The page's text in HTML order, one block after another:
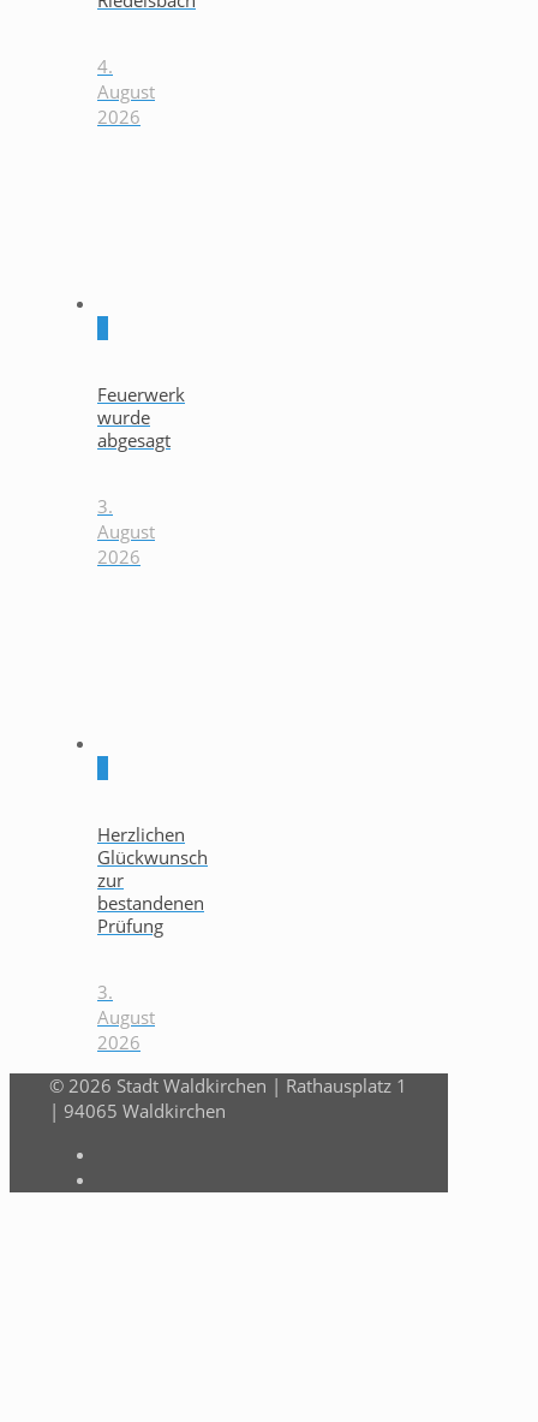
4.
August
2026
Feuerwerk
wurde
abgesagt
3.
August
2026
Herzlichen
Glückwunsch
zur
bestandenen
Prüfung
3.
August
2026
© 2026 Stadt Waldkirchen | Rathausplatz 1
| 94065 Waldkirchen